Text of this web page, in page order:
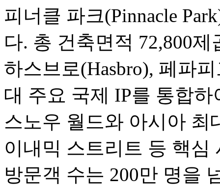
피너클 파크(Pinnacle
다. 총 건축면적 72,800
하스브로(Hasbro), 페파
대 주요 국제 IP를 통합
스노우 월드와 아시아 최
이내믹 스트리트 등 핵심
방문객 수는 200만 명을